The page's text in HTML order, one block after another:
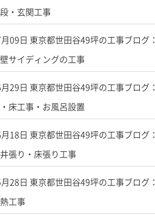
・玄関工事
09日 東京都世田谷49坪の工事ブログ：
サイディングの工事
29日 東京都世田谷49坪の工事ブログ：
床工事・お風呂設置
18日 東京都世田谷49坪の工事ブログ：
張り・床張り工事
28日 東京都世田谷49坪の工事ブログ：
工事